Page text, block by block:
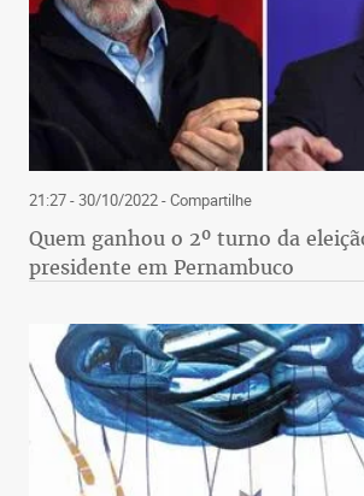
21:27 - 30/10/2022- Compartilhe
Quem ganhou o 2º turno da
presidente em Pernambuco